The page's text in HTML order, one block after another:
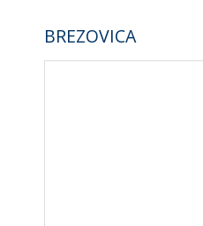
BREZOVICA